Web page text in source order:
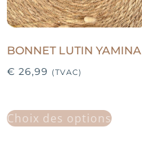
BONNET LUTIN YAMINA
€ 26,99 (TVAC)
Choix des options